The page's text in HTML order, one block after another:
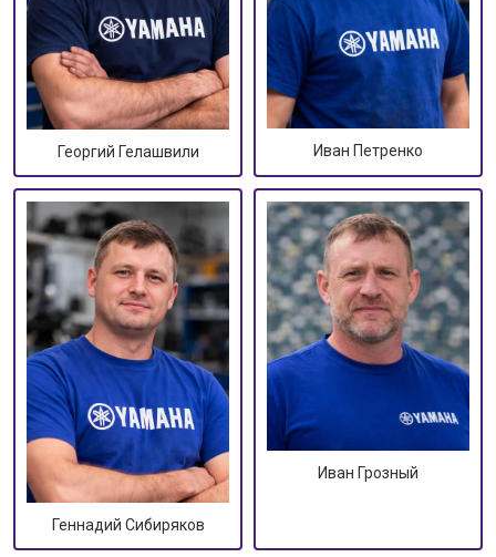
Георгий Гелашвили Иван Петренко
Геннадий Сибиряков
Иван Грозный